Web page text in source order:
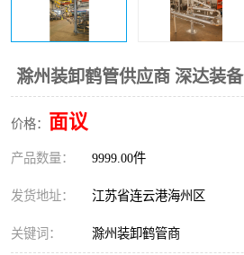
滁州装卸鹤管供应商 深达装备
价格： 面议
产品数量： 9999.00件
发货地址： 江苏省连云港海州区
关键词： 滁州装卸鹤管商